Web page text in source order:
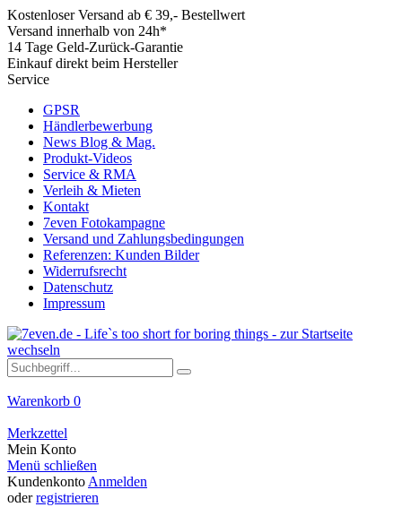
Kostenloser Versand ab € 39,- Bestellwert
Versand innerhalb von 24h*
14 Tage Geld-Zurück-Garantie
Einkauf direkt beim Hersteller
Service
GPSR
Händlerbewerbung
News Blog & Mag.
Produkt-Videos
Service & RMA
Verleih & Mieten
Kontakt
7even Fotokampagne
Versand und Zahlungsbedingungen
Referenzen: Kunden Bilder
Widerrufsrecht
Datenschutz
Impressum
Warenkorb 0
Merkzettel
Mein Konto
Menü schließen
Kundenkonto Anmelden
oderregistrieren